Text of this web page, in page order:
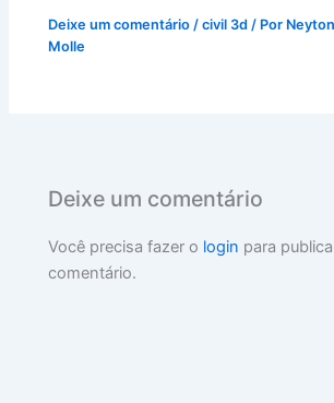
Deixe um comentário /civil 3d / Por
Molle
Deixe um comentário
Você precisa fazer o login para
comentário.